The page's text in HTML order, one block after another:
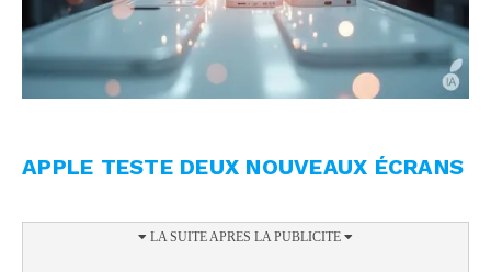
APPLE TESTE DEUX NOUVEAUX ÉCRANS